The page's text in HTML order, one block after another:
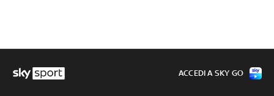
ACCEDI A SKY GO